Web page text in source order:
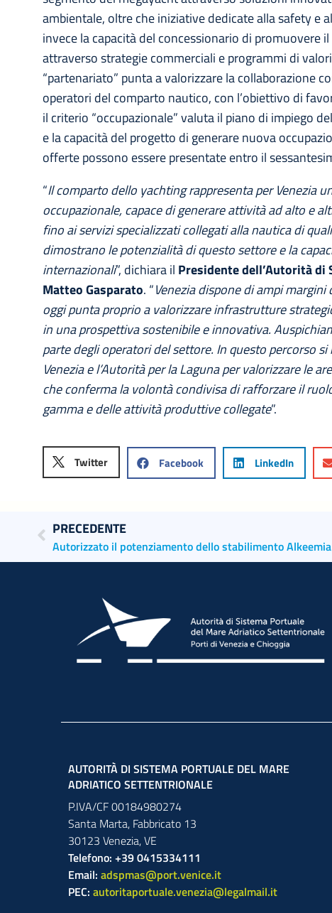
ambientale, oltre che iniziative dedicate alla safety e
invece la capacità del concessionario di promuovere
attraverso strategie commerciali e programmi di
“partenariato” punta a valorizzare la collaborazione
operatori del comparto nautico, con l’obiettivo di
il criterio “occupazionale” valuta il piano di impiego
e la capacità del progetto di generare nuova
offerte possono essere presentate entro il
“Il comparto dello yachting rappresenta per Venezia
occupazionale, capace di generare attività ad alto e
fino ai servizi specializzati collegati alla nautica di
dimostrano le potenzialità di questo settore e la
internazionali”, dichiara il Presidente dell’Autorità
Matteo Gasparato. “Venezia dispone di ampi
oggi punta proprio a valorizzare infrastrutture
in una prospettiva sostenibile e innovativa.
parte degli operatori del settore. In questo percorso
Venezia e l’Autorità per la Laguna per valorizzare le
che conferma la volontà condivisa di rafforzare il
gamma e delle attività produttive collegate”.
Twitter Facebook LinkedIn
PRECEDENTE
AUTORITÀ DI SISTEMA PORTUALE DEL MARE
ADRIATICO SETTENTRIONALE
P.IVA/CF 00184980274
Santa Marta, Fabbricato 13
30123 Venezia,VE
Telefono: +39 0415334111
Email: adspmas@port.venice.it
PEC: autoritaportuale.venezia@legalmail.it